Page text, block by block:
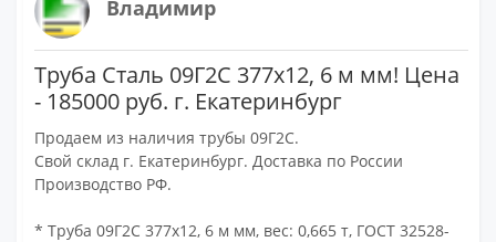
Владимир
Труба Сталь 09Г2С 377х12, 6 м мм! Цена
- 185000 руб. г. Екатеринбург
Продаем из наличия трубы 09Г2С.
Свой склад г. Екатеринбург. Доставка по России
Производство РФ.
* Труба 09Г2С 377х12, 6 м мм, вес: 0,665 т, ГОСТ 32528-